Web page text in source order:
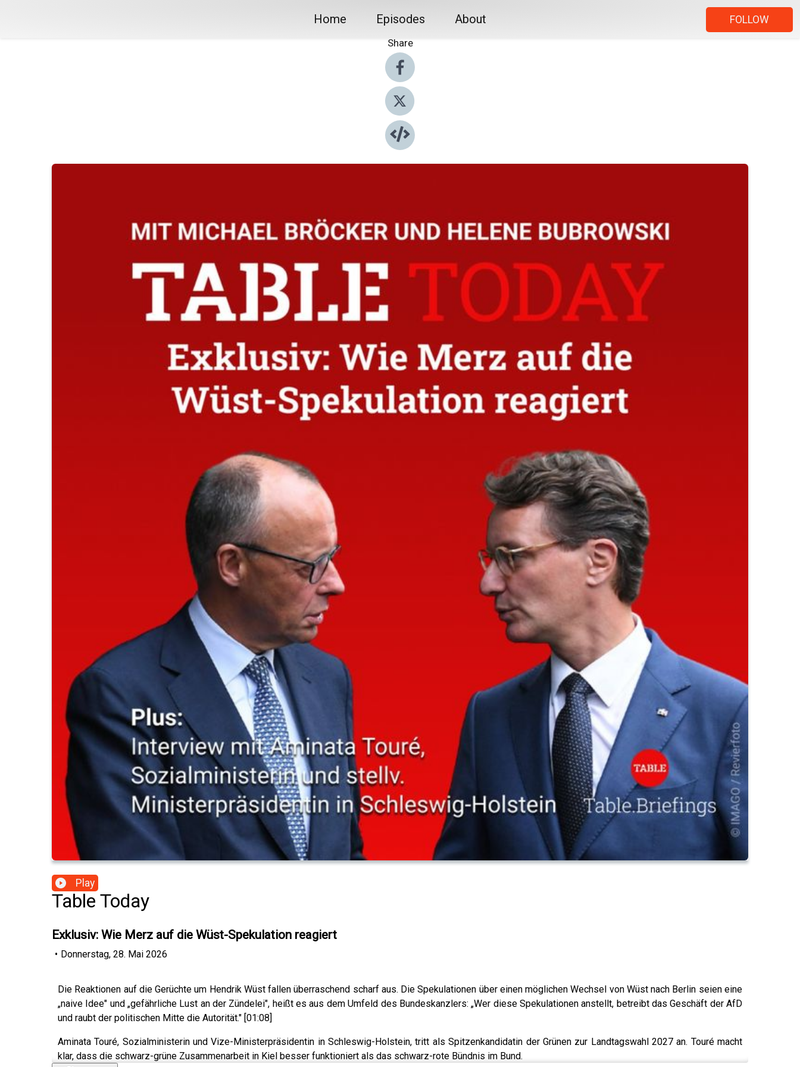
Home Episodes About
FOLLOW
Share
Play
Table Today
Exklusiv: Wie Merz auf die Wüst-Spekulation reagiert
• Donnerstag, 28. Mai 2026
Die Reaktionen auf die Gerüchte um Hendrik Wüst fallen überraschend scharf aus. Die Spekulationen über einen möglichen Wechsel von Wüst nach Berlin seien eine
„naive Idee" und „gefährliche Lust an der Zündelei", heißt es aus dem Umfeld des Bundeskanzlers: „Wer diese Spekulationen anstellt, betreibt das Geschäft der AfD
und raubt der politischen Mitte die Autorität." [01:08]
Aminata Touré, Sozialministerin und Vize-Ministerpräsidentin in Schleswig-Holstein, tritt als Spitzenkandidatin der Grünen zur Landtagswahl 2027 an. Touré macht
klar, dass die schwarz-grüne Zusammenarbeit in Kiel besser funktioniert als das schwarz-rote Bündnis im Bund.